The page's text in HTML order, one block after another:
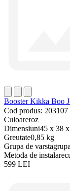
Booster Kikka Boo
Cod produs: 203107
Culoareroz
Dimensiuni45 x 38
Greutate0,85 kg
Grupa de varsta
Metoda de instalare
599 LEI